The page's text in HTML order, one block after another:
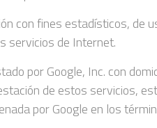
con fines estadísticos, de
servicios de Internet.
por Google, Inc. con
de estos servicios,
por Google en los